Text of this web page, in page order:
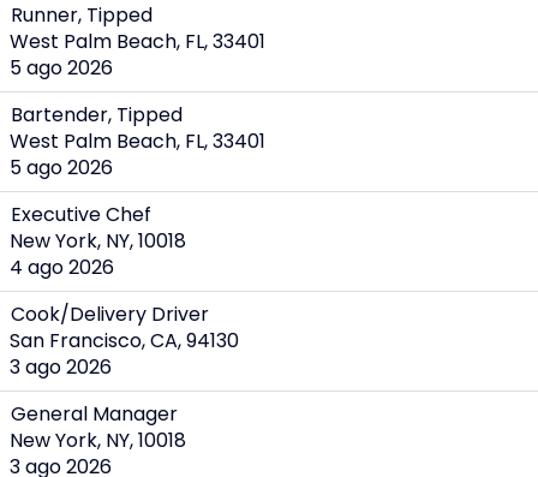
Runner, Tipped
West Palm Beach, FL, 33401
5 ago 2026
Bartender, Tipped
West Palm Beach, FL, 33401
5 ago 2026
Executive Chef
New York, NY, 10018
4 ago 2026
Cook/Delivery Driver
San Francisco, CA, 94130
3 ago 2026
General Manager
New York, NY, 10018
3 ago 2026